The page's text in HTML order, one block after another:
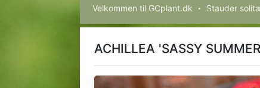
Velkommen til GCplant.dk Stauder
ACHILLEA 'SASSY